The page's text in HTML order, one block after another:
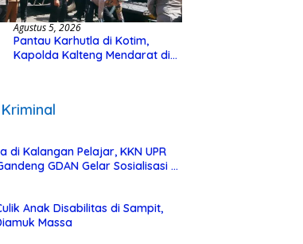
Agustus 5, 2026
Pantau Karhutla di Kotim,
Kapolda Kalteng Mendarat di
di Kalangan Pelajar, KKN UPR
GDAN Gelar Sosialisasi di
Anak Disabilitas di Sampit,
Massa